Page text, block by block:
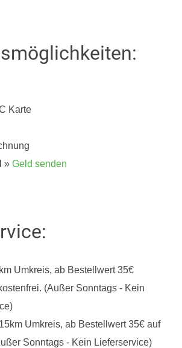
Karte
» Geld senden
Umkreis, ab Bestellwert 35€
(Außer Sonntags - Kein
Umkreis, ab Bestellwert 35€ auf
Sonntags - Kein Lieferservice)